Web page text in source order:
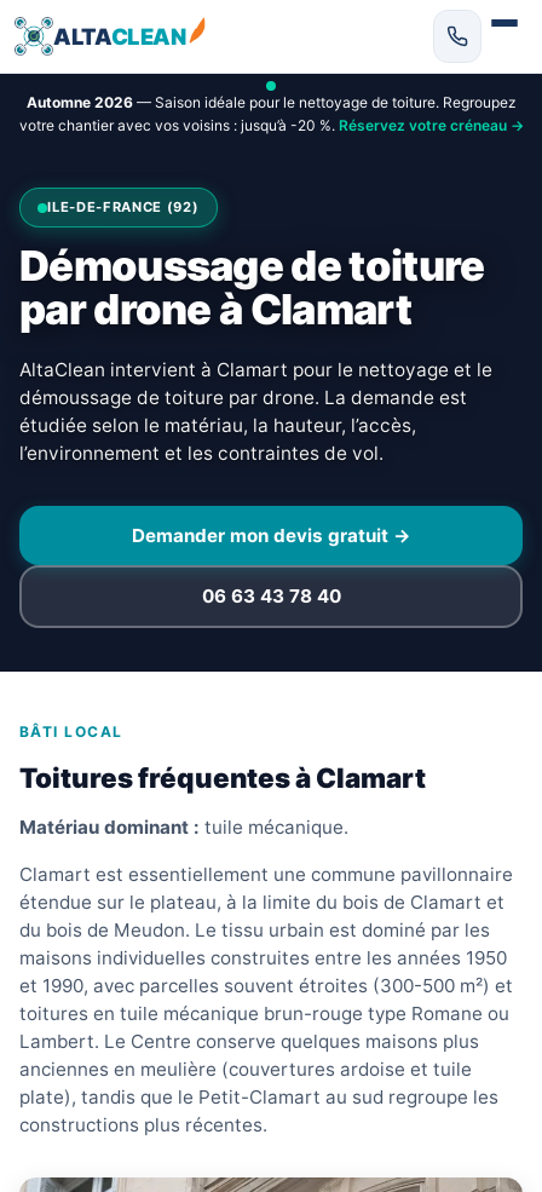
ALTACLEAN
Automne 2026— Saison idéale pour le nettoyage de toiture. Regroupez
votre chantier avec vos voisins : jusqu’à -20 %. Réservez votre créneau →
ILE-DE-FRANCE (92)
Démoussage de toiture
par drone à Clamart
AltaClean intervient à Clamart pour le nettoyage et le
démoussage de toiture par drone. La demande est
étudiée selon le matériau, la hauteur, l’accès,
l’environnement et les contraintes de vol.
Demander mon devis gratuit →
06 63 43 78 40
BÂTI LOCAL
Toitures fréquentes à Clamart
Matériau dominant : tuile mécanique.
Clamart est essentiellement une commune pavillonnaire
étendue sur le plateau, à la limite du bois de Clamart et
du bois de Meudon. Le tissu urbain est dominé par les
maisons individuelles construites entre les années 1950
et 1990, avec parcelles souvent étroites (300-500 m²) et
toitures en tuile mécanique brun-rouge type Romane ou
Lambert. Le Centre conserve quelques maisons plus
anciennes en meulière (couvertures ardoise et tuile
plate), tandis que le Petit-Clamart au sud regroupe les
constructions plus récentes.